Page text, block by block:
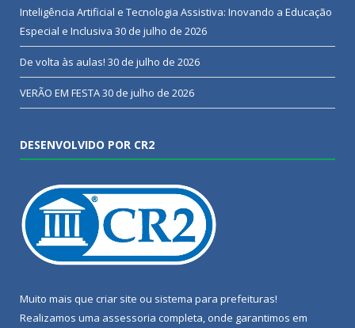
Inteligência Artificial e Tecnologia Assistiva: Inovando a Educação
Especial e Inclusiva 30 de julho de 2026
De volta às aulas! 30 de julho de 2026
VERÃO EM FESTA30 de julho de 2026
DESENVOLVIDO POR CR2
Muito mais que criar site ou sistema para prefeituras!
Realizamos uma assessoria completa, onde garantimos em